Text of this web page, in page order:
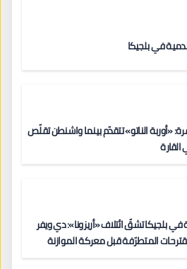
في بلجيكا
«أوربة الناتو» تتقدّم بينما واشنطن تقلّص
ضريبة الثروة في بلجيكا تشقّ ائتلاف «أريزونا»: دي ويفر
المتطرّفة قبل معركة الموازنة